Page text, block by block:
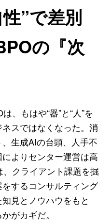
”で差別
の『次
、もはや“器”と“人”を
スではなくなった。消
生成AIの台頭、人手不
よりセンター運営は高
クライアント課題を掘
するコンサルティング
見とノウハウをもと
がカギだ。